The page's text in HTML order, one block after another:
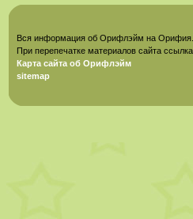
Вся информация об Орифлэйм на
При перепечатке материалов сайта
Карта сайта об Орифлэйм
sitemap